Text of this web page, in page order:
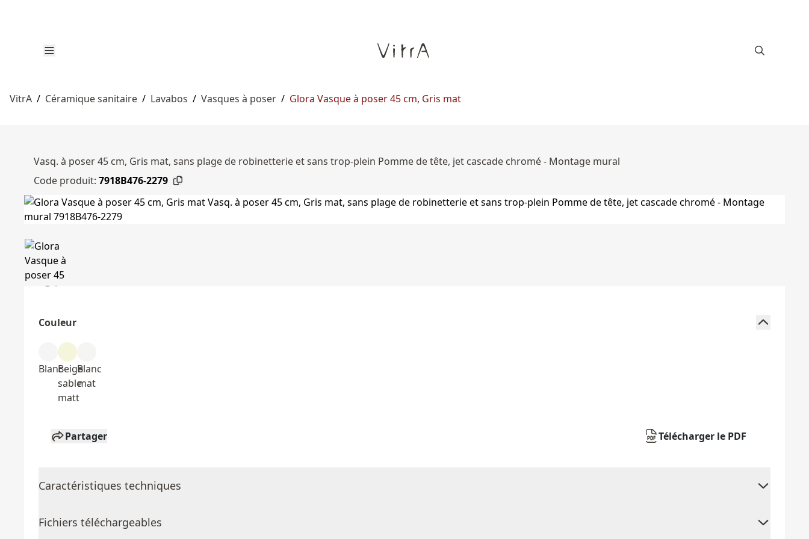
VitrA / Céramique sanitaire / Lavabos / Vasques à poser / Glora Vasque à poser 45 cm, Gris mat
Vasq. à poser 45 cm, Gris mat, sans plage de robinetterie et sans trop-plein Pomme de tête, jet cascade chromé - Montage mural
Code produit: 7918B476-2279
Couleur
BlancBeige
sable
matt
Blanc
mat
Partager Télécharger le PDF
Caractéristiques techniques
Fichiers téléchargeables